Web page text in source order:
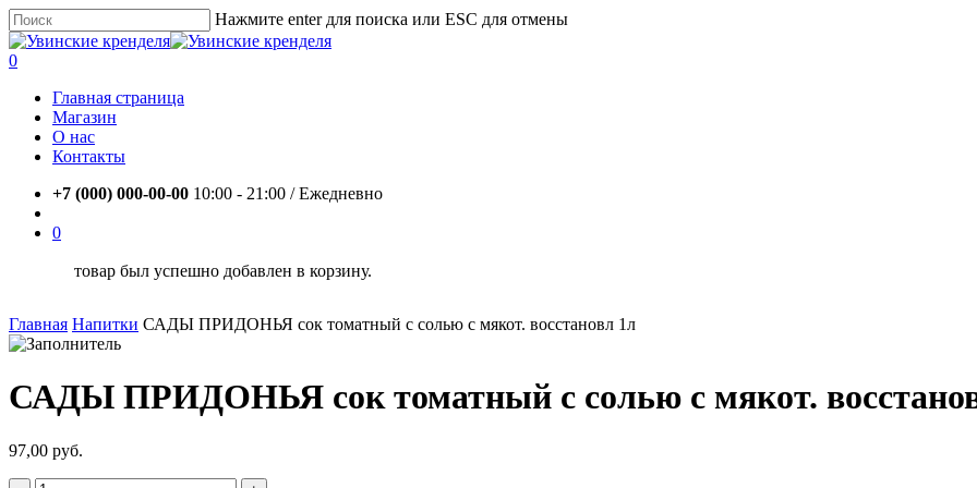
Skip
to
main
Нажмите enter для поиска или ESC для отмены
Close
Search
account
0
Главная страница
Магазин
О нас
Контакты
+7 (000) 000-00-00 10:00 - 21:00 / Eжедневно
0
товар был успешно добавлен в корзину.
Главная Напитки САДЫ ПРИДОНЬЯ сок томатный с солью с мякот. восстановл 1л
САДЫ ПРИДОНЬЯ сок томатный с солью с мякот.
97,00 руб.